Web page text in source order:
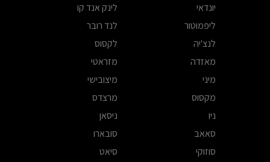
יונדאי
לינק אנד קו
ליפמוטור
לנד רובר
לנצ'יה
לקסוס
מאזדה
מזראטי
מיני
מיצובישי
מקסוס
מרצדס
ניו
ניסאן
סאאב
סובארו
סוזוקי
סיאט